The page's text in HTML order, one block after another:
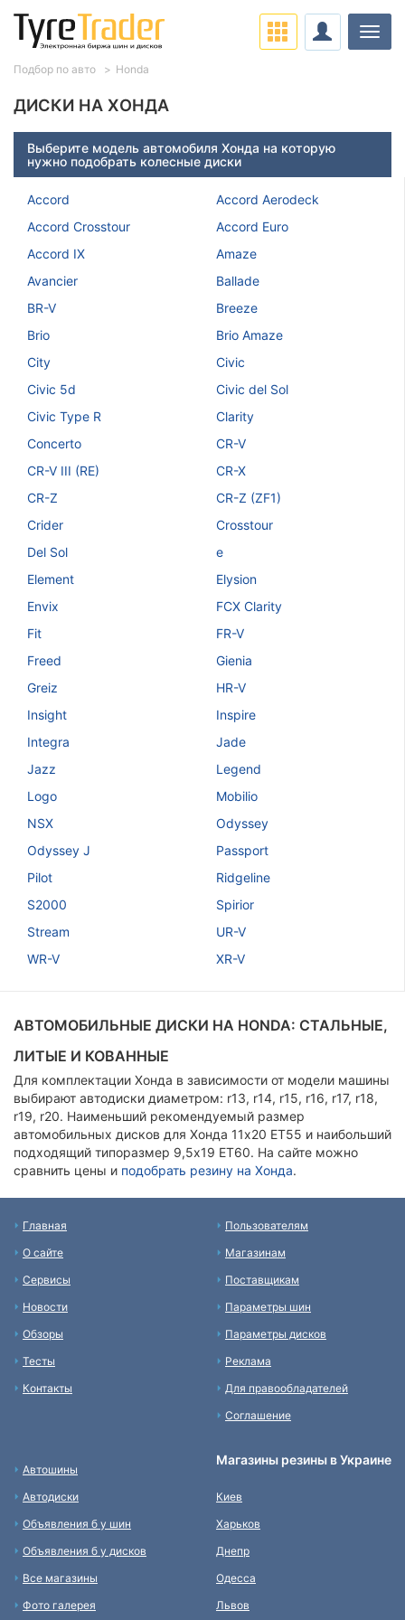
ДИСКИ НА ХОНДА
Выберите модель автомобиля Хонда на которую
нужно подобрать колесные диски
Accord
Accord Aerodeck
Accord Crosstour
Accord Euro
Accord IX
Amaze
Avancier
Ballade
BR-V
Breeze
Brio
Brio Amaze
City
Civic
Civic 5d
Civic del Sol
Civic Type R
Clarity
Concerto
CR-V
CR-V III (RE)
CR-X
CR-Z
CR-Z (ZF1)
Crider
Crosstour
Del Sol
e
Element
Elysion
Envix
FCX Clarity
Fit
FR-V
Freed
Gienia
Greiz
HR-V
Insight
Inspire
Integra
Jade
Jazz
Legend
Logo
Mobilio
NSX
Odyssey
Odyssey J
Passport
Pilot
Ridgeline
S2000
Spirior
Stream
UR-V
WR-V
XR-V
АВТОМОБИЛЬНЫЕ ДИСКИ НА HONDA: СТАЛЬНЫЕ,
ЛИТЫЕ И КОВАННЫЕ
Для комплектации Хонда в зависимости от модели машины
выбирают автодиски диаметром: r13, r14, r15, r16, r17, r18,
r19, r20. Наименьший рекомендуемый размер
автомобильных дисков для Хонда 11x20 ET55 и наибольший
подходящий типоразмер 9,5х19 ЕТ60. На сайте можно
сравнить цены и подобрать резину на Хонда.
Подбор по авто Honda
Главная
О сайте
Сервисы
Новости
Обзоры
Тесты
Контакты
Пользователям
Магазинам
Поставщикам
Параметры шин
Параметры дисков
Реклама
Для правообладателей
Соглашение
Автошины
Автодиски
Объявления б у шин
Объявления б у дисков
Все магазины
Фото галерея
Магазины резины в Украине
Киев
Харьков
Днепр
Одесса
Львов